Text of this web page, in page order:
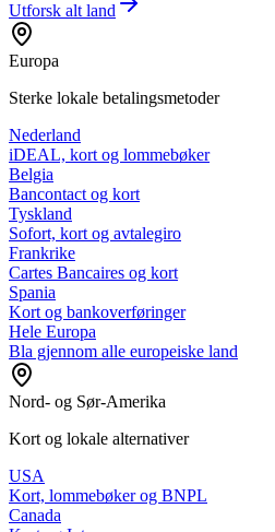
Utforsk alt land
Europa
Sterke lokale betalingsmetoder
Nederland
iDEAL, kort og lommebøker
Belgia
Bancontact og kort
Tyskland
Sofort, kort og avtalegiro
Frankrike
Cartes Bancaires og kort
Spania
Kort og bankoverføringer
Hele Europa
Bla gjennom alle europeiske land
Nord- og Sør-Amerika
Kort og lokale alternativer
USA
Kort, lommebøker og BNPL
Canada